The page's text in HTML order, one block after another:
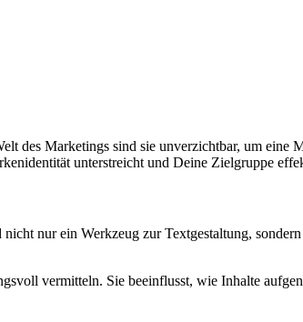
des Marketings sind sie unverzichtbar, um eine
unterstreicht und Deine Zielgruppe
nur ein Werkzeug zur Textgestaltung,
vermitteln. Sie beeinflusst, wie Inhalte